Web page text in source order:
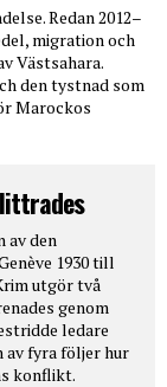
Redan 2012–
migration och
Västsahara.
den tystnad som
Marockos
av den
1930 till
utgör två
genom
ledare
av fyra följer hur
konflikt.